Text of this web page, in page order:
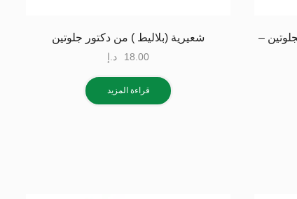
–
شعيرية (بلاليط ) من دكتور جلوتين
18.00 د.إ
قراءة المزيد